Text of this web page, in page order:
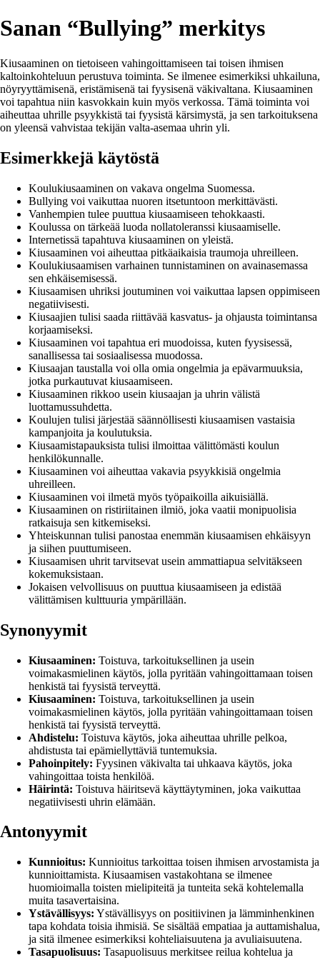
Sanan “Bullying” merkitys
Kiusaaminen on tietoiseen vahingoittamiseen tai toisen ihmisen
kaltoinkohteluun perustuva toiminta. Se ilmenee esimerkiksi uhkailuna,
nöyryyttämisenä, eristämisenä tai fyysisenä väkivaltana. Kiusaaminen
voi tapahtua niin kasvokkain kuin myös verkossa. Tämä toiminta voi
aiheuttaa uhrille psyykkistä tai fyysistä kärsimystä, ja sen tarkoituksena
on yleensä vahvistaa tekijän valta-asemaa uhrin yli.
Esimerkkejä käytöstä
Koulukiusaaminen on vakava ongelma Suomessa.
Bullying voi vaikuttaa nuoren itsetuntoon merkittävästi.
Vanhempien tulee puuttua kiusaamiseen tehokkaasti.
Koulussa on tärkeää luoda nollatoleranssi kiusaamiselle.
Internetissä tapahtuva kiusaaminen on yleistä.
Kiusaaminen voi aiheuttaa pitkäaikaisia traumoja uhreilleen.
Koulukiusaamisen varhainen tunnistaminen on avainasemassa
sen ehkäisemisessä.
Kiusaamisen uhriksi joutuminen voi vaikuttaa lapsen oppimiseen
negatiivisesti.
Kiusaajien tulisi saada riittävää kasvatus- ja ohjausta toimintansa
korjaamiseksi.
Kiusaaminen voi tapahtua eri muodoissa, kuten fyysisessä,
sanallisessa tai sosiaalisessa muodossa.
Kiusaajan taustalla voi olla omia ongelmia ja epävarmuuksia,
jotka purkautuvat kiusaamiseen.
Kiusaaminen rikkoo usein kiusaajan ja uhrin välistä
luottamussuhdetta.
Koulujen tulisi järjestää säännöllisesti kiusaamisen vastaisia
kampanjoita ja koulutuksia.
Kiusaamistapauksista tulisi ilmoittaa välittömästi koulun
henkilökunnalle.
Kiusaaminen voi aiheuttaa vakavia psyykkisiä ongelmia
uhreilleen.
Kiusaaminen voi ilmetä myös työpaikoilla aikuisiällä.
Kiusaaminen on ristiriitainen ilmiö, joka vaatii monipuolisia
ratkaisuja sen kitkemiseksi.
Yhteiskunnan tulisi panostaa enemmän kiusaamisen ehkäisyyn
ja siihen puuttumiseen.
Kiusaamisen uhrit tarvitsevat usein ammattiapua selvitäkseen
kokemuksistaan.
Jokaisen velvollisuus on puuttua kiusaamiseen ja edistää
välittämisen kulttuuria ympärillään.
Synonyymit
Kiusaaminen: Toistuva, tarkoituksellinen ja usein
voimakasmielinen käytös, jolla pyritään vahingoittamaan toisen
henkistä tai fyysistä terveyttä.
Kiusaaminen: Toistuva, tarkoituksellinen ja usein
voimakasmielinen käytös, jolla pyritään vahingoittamaan toisen
henkistä tai fyysistä terveyttä.
Ahdistelu: Toistuva käytös, joka aiheuttaa uhrille pelkoa,
ahdistusta tai epämiellyttäviä tuntemuksia.
Pahoinpitely: Fyysinen väkivalta tai uhkaava käytös, joka
vahingoittaa toista henkilöä.
Häirintä: Toistuva häiritsevä käyttäytyminen, joka vaikuttaa
negatiivisesti uhrin elämään.
Antonyymit
Kunnioitus: Kunnioitus tarkoittaa toisen ihmisen arvostamista ja
kunnioittamista. Kiusaamisen vastakohtana se ilmenee
huomioimalla toisten mielipiteitä ja tunteita sekä kohtelemalla
muita tasavertaisina.
Ystävällisyys: Ystävällisyys on positiivinen ja lämminhenkinen
tapa kohdata toisia ihmisiä. Se sisältää empatiaa ja auttamishalua,
ja sitä ilmenee esimerkiksi kohteliaisuutena ja avuliaisuutena.
Tasapuolisuus: Tasapuolisuus merkitsee reilua kohtelua ja